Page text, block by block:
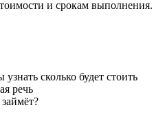
и срокам выполнения.
узнать сколько будет стоить
речь